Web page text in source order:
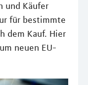
und Käufer
für bestimmte
dem Kauf. Hier
neuen EU-